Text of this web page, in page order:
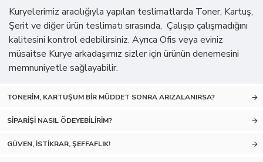
Kuryelerimiz aracılığıyla yapılan teslimatlarda Toner, Kartuş,
Şerit ve diğer ürün teslimatı sırasında, Çalışıp çalışmadığını
kalitesini kontrol edebilirsiniz. Ayrıca Ofis veya eviniz
müsaitse Kurye arkadaşımız sizler için ürünün denemesini
memnuniyetle sağlayabilir.
TONERIM, KARTUŞUM BIR MÜDDET SONRA ARIZALANIRSA?
SIPARIŞI NASIL ÖDEYEBILIRIM?
GÜVEN, İSTIKRAR, ŞEFFAFLIK!